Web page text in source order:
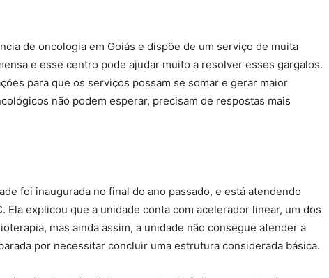
de oncologia em Goiás e dispõe de um serviço de muita
e esse centro pode ajudar muito a resolver esses gargalos.
para que os serviços possam se somar e gerar maior
não podem esperar, precisam de respostas mais
foi inaugurada no final do ano passado, e está atendendo
Ela explicou que a unidade conta com acelerador linear, um dos
mas ainda assim, a unidade não consegue atender a
por necessitar concluir uma estrutura considerada básica.